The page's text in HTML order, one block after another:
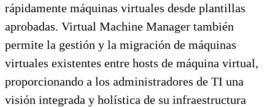
rápidamente máquinas virtuales desde plantillas
aprobadas. Virtual Machine Manager también
permite la gestión y la migración de máquinas
virtuales existentes entre hosts de máquina virtual,
proporcionando a los administradores de TI una
visión integrada y holística de su infraestructura